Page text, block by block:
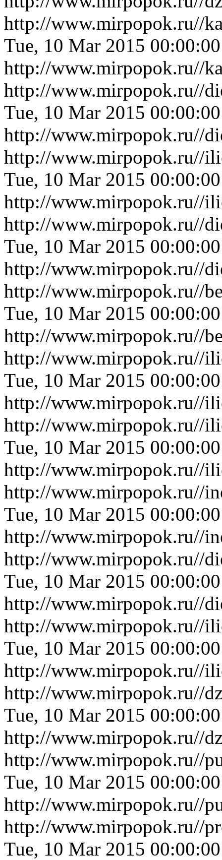
http://www.mirpopok.ru//
Tue, 10 Mar 2015
http://www.mirpopok.ru//
http://www.mirpopok.ru//
Tue, 10 Mar 2015
http://www.mirpopok.ru//
http://www.mirpopok.ru//
Tue, 10 Mar 2015
http://www.mirpopok.ru//
http://www.mirpopok.ru//
Tue, 10 Mar 2015
http://www.mirpopok.ru//
http://www.mirpopok.ru//
Tue, 10 Mar 2015
http://www.mirpopok.ru//
http://www.mirpopok.ru//
Tue, 10 Mar 2015
http://www.mirpopok.ru//
http://www.mirpopok.ru//
Tue, 10 Mar 2015
http://www.mirpopok.ru//
http://www.mirpopok.ru//
Tue, 10 Mar 2015
http://www.mirpopok.ru//
http://www.mirpopok.ru//
Tue, 10 Mar 2015
http://www.mirpopok.ru//
http://www.mirpopok.ru//
Tue, 10 Mar 2015
http://www.mirpopok.ru//
http://www.mirpopok.ru//
Tue, 10 Mar 2015
http://www.mirpopok.ru//
http://www.mirpopok.ru//
Tue, 10 Mar 2015
http://www.mirpopok.ru//
http://www.mirpopok.ru//
Tue, 10 Mar 2015